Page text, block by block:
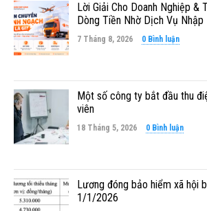
Lời Giải Cho Doanh Nghiệp &
Dòng Tiền Nhờ Dịch Vụ Nhập
7 Tháng 8, 2026 0 Bình luận
Một số công ty bắt đầu thu
viên
18 Tháng 5, 2026 0 Bình luận
Lương đóng bảo hiểm xã hội
1/1/2026